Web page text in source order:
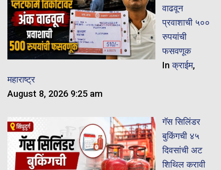
वाढवून
प्रवाशाची ५००
रुपयांची
फसवणूक
Inक्राईम,
महाराष्ट्र
August 8, 2026 9:25 am
गॅस सिलिंडर
बुकिंगची ४५
दिवसांची अट
शिथिल करावी